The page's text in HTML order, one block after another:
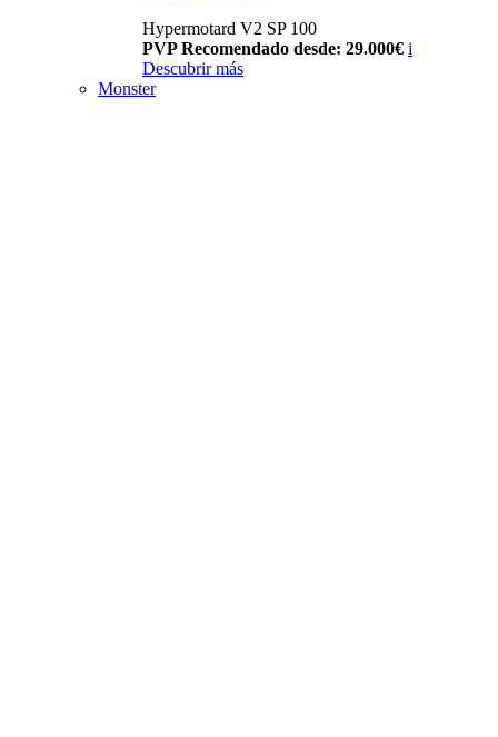
Hypermotard V2 SP 100
PVP Recomendado desde: 29.000€ i
Descubrir más
Monster